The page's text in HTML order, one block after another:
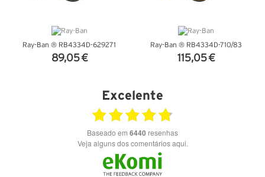
Ray-Ban ® RB4334D-629271
89,05 €
Ray-Ban ® RB4334D-710/83
115,05 €
Excelente
Baseado em 6440 resenhas
Veja alguns dos comentários aqui.